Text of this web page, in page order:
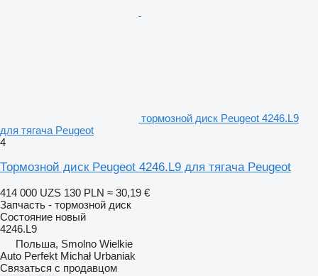
тормозной диск Peugeot 4246.L9
для тягача Peugeot
4
Тормозной диск Peugeot 4246.L9 для тягача Peugeot
414 000 UZS 130 PLN ≈ 30,19 €
Запчасть - тормозной диск
Состояние новый
4246.L9
Польша, Smolno Wielkie
Auto Perfekt Michał Urbaniak
Связаться с продавцом